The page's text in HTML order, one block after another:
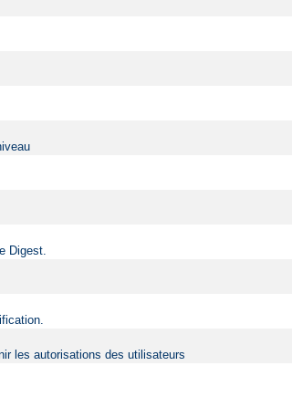
Digest.
les autorisations des utilisateurs